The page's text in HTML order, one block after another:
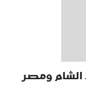
الشام ومصر